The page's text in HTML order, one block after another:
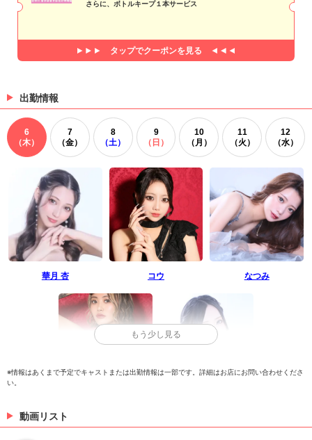
さらに、ボトルキープ１本サービス
タップでクーポンを見る
出勤情報
6
（木）
7
（金）
8
（土）
9
（日）
10
（月）
11
（火）
12
（水）
華月 杏 コウ なつみ
もう少し見る
※情報はあくまで予定でキャストまたは出勤情報は一部です。詳細はお店にお問い合わせくださ
い。
動画リスト